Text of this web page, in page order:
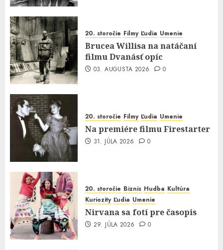
20. storočie Filmy Ľudia Umenie
Brucea Willisa na natáčaní
filmu Dvanásť opíc
03. AUGUSTA 2026 0
20. storočie Filmy Ľudia Umenie
Na premiére filmu Firestarter
31. JÚLA 2026 0
20. storočie Biznis Hudba Kultúra
Kuriozity Ľudia Umenie
Nirvana sa fotí pre časopis
29. JÚLA 2026 0